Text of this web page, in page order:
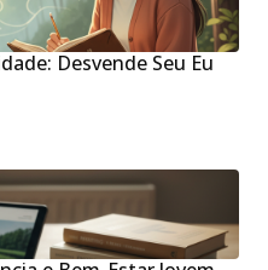
Desvende Seu Eu